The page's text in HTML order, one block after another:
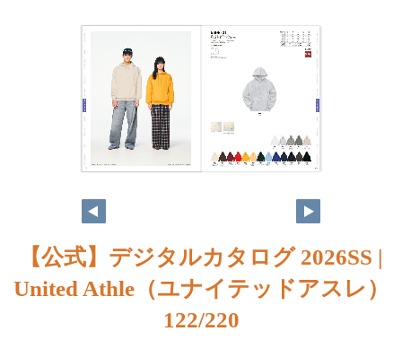
121 122
【公式】デジタルカタログ 2026SS |
United Athle（ユナイテッドアスレ）
122/220